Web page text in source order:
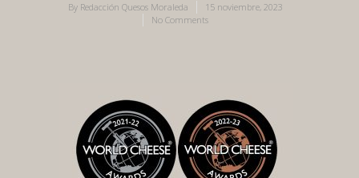
By Redacción Quesos Moraleda
15 noviembre, 2023
No Comments